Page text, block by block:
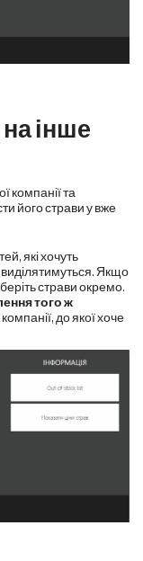
інше
компанії та
його страви у вже
які хочуть
виділятимуться. Якщо
страви окремо.
того ж
до якої хоче